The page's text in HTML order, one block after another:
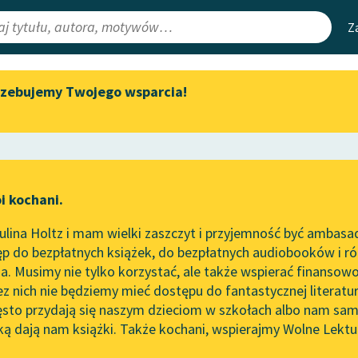
Lektury
redakcyjne
Aktualności
„Prokurator Alicja Horn” do
literatury skandynawskiej
Spotkanie z Katarzyną Tunkiel
w Oslo
102. lata temu zmarł Joseph
Conrad
Mapa
Leśmianator
API
OAI-PMH
Widget
Twojego wsparcia!
kochani.
Holtz i mam wielki zaszczyt i przyjemność być
do bezpłatnych książek, do bezpłatnych audiobooków i
Musimy nie tylko korzystać, ale także wspierać
nich nie będziemy mieć dostępu do fantastycznej
przydają się naszym dzieciom w szkołach albo nam
dają nam książki. Także kochani, wspierajmy Wolne
Susan Coolidge✖